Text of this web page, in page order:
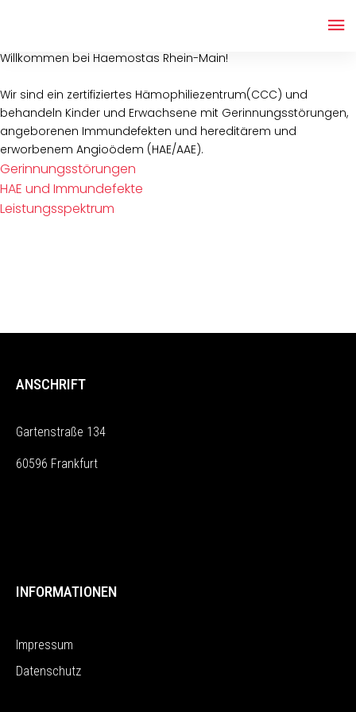
Willkommen bei Haemostas Rhein-Main!
Wir sind ein zertifiziertes Hämophiliezentrum(CCC) und
behandeln Kinder und Erwachsene mit Gerinnungsstörungen,
angeborenen Immundefekten und hereditärem und
erworbenem Angioödem (HAE/AAE).
Gerinnungsstörungen
HAE und Immundefekte
Leistungsspektrum
ANSCHRIFT
Gartenstraße 134
60596 Frankfurt
INFORMATIONEN
Impressum
Datenschutz